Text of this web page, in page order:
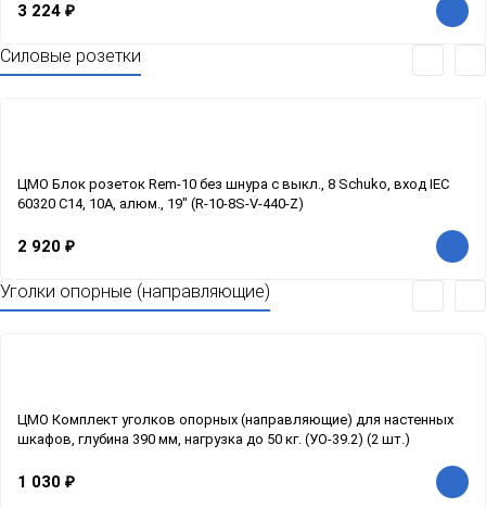
3 224 ₽
Силовые розетки
ЦМО Блок розеток Rem-10 без шнура с выкл., 8 Schuko, вход IEC
60320 C14, 10A, алюм., 19" (R-10-8S-V-440-Z)
2 920 ₽
Уголки опорные (направляющие)
ЦМО Комплект уголков опорных (направляющие) для настенных
шкафов, глубина 390 мм, нагрузка до 50 кг. (УО-39.2) (2 шт.)
1 030 ₽